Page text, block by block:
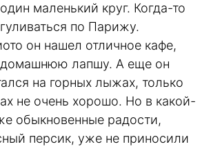
маленький круг. Когда-то
по Парижу.
он нашел отличное кафе,
домашнюю лапшу. А еще он
на горных лыжах, только
не очень хорошо. Но в какой-
обыкновенные радости,
персик, уже не приносили